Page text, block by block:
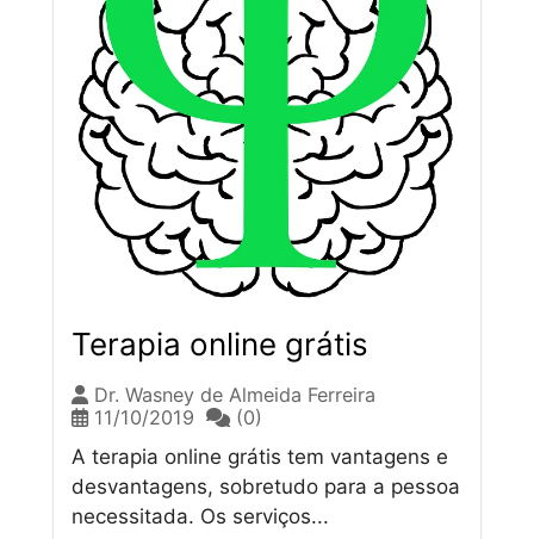
Terapia online grátis
Dr. Wasney de Almeida Ferreira
11/10/2019
(0)
A terapia online grátis tem vantagens e
desvantagens, sobretudo para a pessoa
necessitada. Os serviços...